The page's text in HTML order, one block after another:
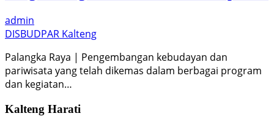
admin
DISBUDPAR Kalteng
Palangka Raya | Pengembangan kebudayan dan
pariwisata yang telah dikemas dalam berbagai program
dan kegiatan…
Kalteng Harati